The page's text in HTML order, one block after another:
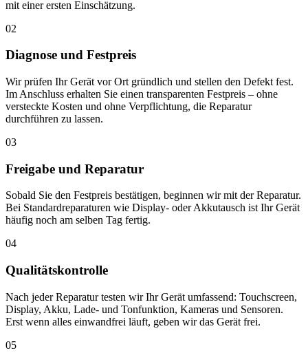
mit einer ersten Einschätzung.
02
Diagnose und Festpreis
Wir prüfen Ihr Gerät vor Ort gründlich und stellen den Defekt fest.
Im Anschluss erhalten Sie einen transparenten Festpreis – ohne
versteckte Kosten und ohne Verpflichtung, die Reparatur
durchführen zu lassen.
03
Freigabe und Reparatur
Sobald Sie den Festpreis bestätigen, beginnen wir mit der Reparatur.
Bei Standardreparaturen wie Display- oder Akkutausch ist Ihr Gerät
häufig noch am selben Tag fertig.
04
Qualitätskontrolle
Nach jeder Reparatur testen wir Ihr Gerät umfassend: Touchscreen,
Display, Akku, Lade- und Tonfunktion, Kameras und Sensoren.
Erst wenn alles einwandfrei läuft, geben wir das Gerät frei.
05